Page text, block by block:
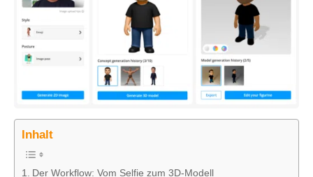
Inhalt
Der Workflow: Vom Selfie zum 3D-Modell